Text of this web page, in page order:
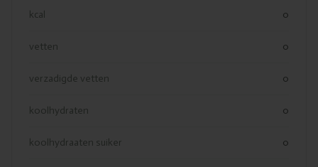
kcal 0
vetten 0
verzadigde vetten 0
koolhydraten 0
koolhydraaten suiker 0